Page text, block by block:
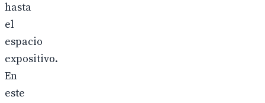
hasta
el
espacio
expositivo.
En
este